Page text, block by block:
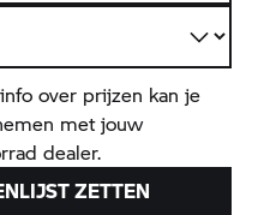
over prijzen kan je
met jouw
dealer.
ZETTEN